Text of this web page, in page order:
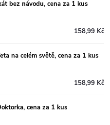
bez návodu, cena za 1 kus
158,99 Kč
na celém světě, cena za 1 kus
158,99 Kč
cena za 1 kus